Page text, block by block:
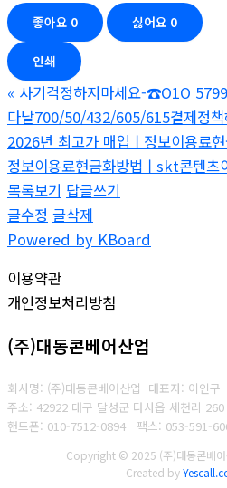
좋아요 0 싫어요 0
인쇄
« 사기걱정하지마세요-☎O1O
다날700/50/432/605/615결제정책
2026년 최고가 매입ㅣ정보이용료
정보이용료현금화방법ㅣskt콘텐츠
목록보기 답글쓰기
글수정 글삭제
Powered by KBoard
이용약관
개인정보처리방침
(주)대동콘베어산업
회사명: (주)대동콘베어산업 대표자: 이인구
주소: 42922 대구 달성군 다사읍 세천리 260
핸드폰: 010-7512-0894
팩스: 053-591-
Copyright © 2025 (주)대동콘베
Created by